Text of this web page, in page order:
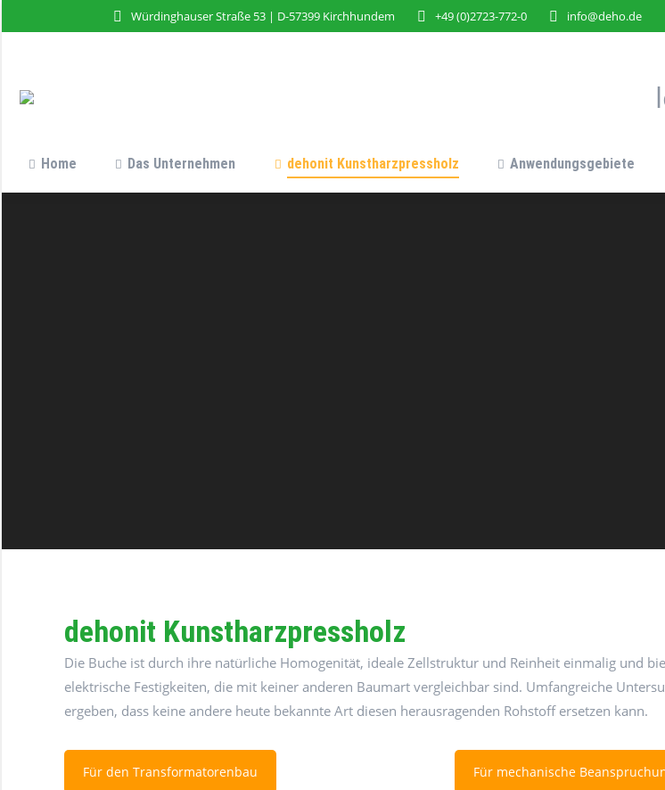
Würdinghauser Straße 53 | D-57399 Kirchhundem +49 (0)2723-772-0 info@deho.de
Home Das Unternehmen dehonit Kunstharzpressholz Anwendungsgebiete
dehonit Kunstharzpressholz
Die Buche ist durch ihre natürliche Homogenität, ideale Zellstruktur und Reinheit einmalig und
elektrische Festigkeiten, die mit keiner anderen Baumart vergleichbar sind. Umfangreiche
ergeben, dass keine andere heute bekannte Art diesen herausragenden Rohstoff ersetzen kann.
Für den Transformatorenbau Für mechanische
Home Das Unternehmen dehonit Kunstharzpressholz Anwendungsgebiete